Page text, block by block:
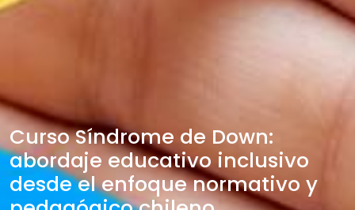
Curso Síndrome de Down:
abordaje educativo inclusivo
desde el enfoque normativo y